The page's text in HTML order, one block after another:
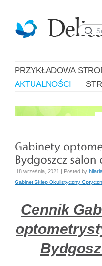
PRZYKŁADOWA
AKTUALNOŚCI
18 września, 2021 | Posted by hilaria
Gabinet Sklep Okulistyczny
Cennik